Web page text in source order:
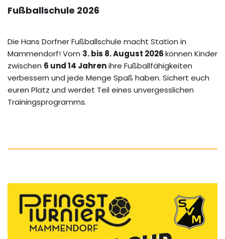
Fußballschule 2026
Die Hans Dorfner Fußballschule macht Station in
Mammendorf! Vom 3. bis 8. August 2026können Kinder
zwischen 6 und 14 Jahrenihre Fußballfähigkeiten
verbessern und jede Menge Spaß haben. Sichert euch
euren Platz und werdet Teil eines unvergesslichen
Trainingsprogramms.